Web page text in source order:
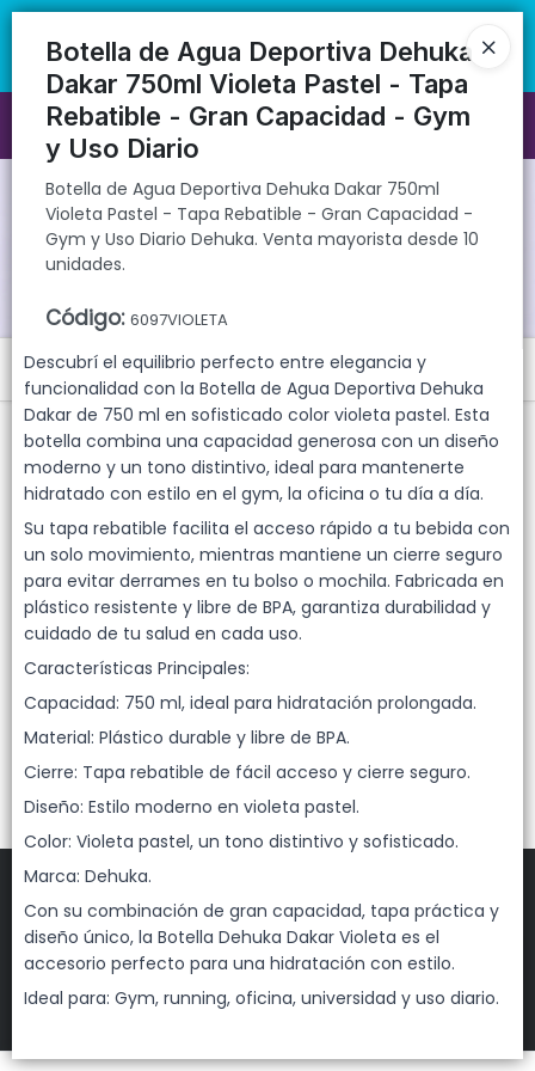
Botella de Agua Deportiva Dehuka Dakar 750ml Violeta Pastel - Tapa
mayorista desde 10 unidades.
Botella de Agua Deportiva Dehuka
Dakar 750ml Violeta Pastel - Tapa
Rebatible - Gran Capacidad - Gym
y Uso Diario
Botella de Agua Deportiva Dehuka Dakar 750ml
Violeta Pastel - Tapa Rebatible - Gran Capacidad -
Gym y Uso Diario Dehuka. Venta mayorista desde 10
unidades.
Código: 6097VIOLETA
Descubrí el equilibrio perfecto entre elegancia y
funcionalidad con la Botella de Agua Deportiva Dehuka
Dakar de 750 ml en sofisticado color violeta pastel. Esta
botella combina una capacidad generosa con un diseño
moderno y un tono distintivo, ideal para mantenerte
hidratado con estilo en el gym, la oficina o tu día a día.
Su tapa rebatible facilita el acceso rápido a tu bebida con
un solo movimiento, mientras mantiene un cierre seguro
para evitar derrames en tu bolso o mochila. Fabricada en
plástico resistente y libre de BPA, garantiza durabilidad y
cuidado de tu salud en cada uso.
Características Principales:
Capacidad: 750 ml, ideal para hidratación prolongada.
Material: Plástico durable y libre de BPA.
Cierre: Tapa rebatible de fácil acceso y cierre seguro.
Diseño: Estilo moderno en violeta pastel.
Color: Violeta pastel, un tono distintivo y sofisticado.
Marca: Dehuka.
Con su combinación de gran capacidad, tapa práctica y
diseño único, la Botella Dehuka Dakar Violeta es el
accesorio perfecto para una hidratación con estilo.
Ideal para: Gym, running, oficina, universidad y uso diario.
directa | 📦 Comprá mayorista desde 10 unidades. ¡Registrate y
accedé a precios exclusivos!
Ingresar a la Tienda
CÓMO COMPRAR
QUIÉNES SOMOS
GARANTIAS
CONTACTO
Menú
Botella de Agua Deportiva Dehuka Dakar 750ml Violeta Pastel - Tapa
Rebatible - Gran Capacidad - Gym y Uso Diario Dehuka. Venta
mayorista desde 10 unidades.
FILTROS
Lista vacía
DEHUKA©2026